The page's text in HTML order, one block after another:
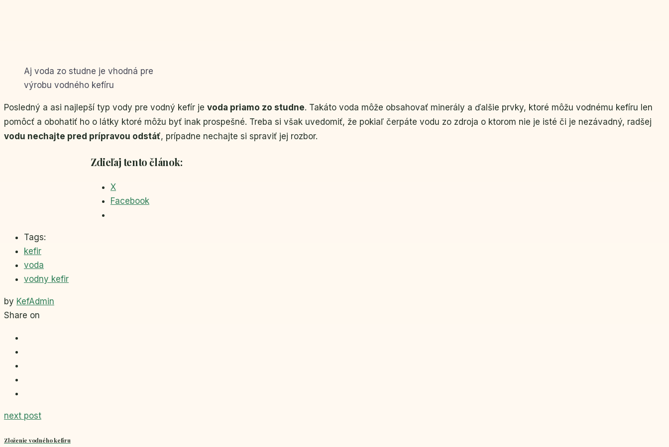
Aj voda zo studne je vhodná pre
výrobu vodného kefíru
Posledný a asi najlepší typ vody pre vodný kefír je voda priamo zo studne. Takáto voda môže obsahovať minerály a ďalšie prvky, ktoré môžu vodnému kefíru len
pomôcť a obohatiť ho o látky ktoré môžu byť inak prospešné. Treba si však uvedomiť, že pokiaľ čerpáte vodu zo zdroja o ktorom nie je isté či je nezávadný, radšej
vodu nechajte pred prípravou odstáť, prípadne nechajte si spraviť jej rozbor.
Zdieľaj tento článok:
X
Facebook
Tags:
kefir
voda
vodny kefir
by KefAdmin
Share on
next post
Zloženie vodného kefíru